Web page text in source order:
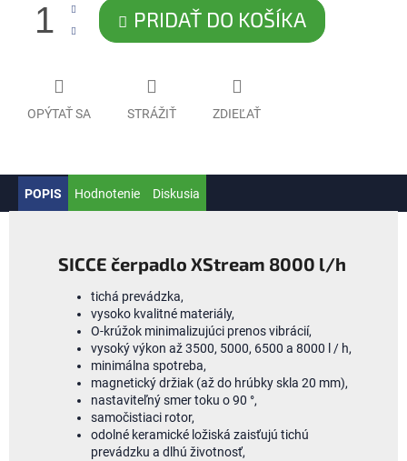
PRIDAŤ DO KOŠÍKA
OPÝTAŤ SA STRÁŽIŤ ZDIEĽAŤ
POPIS Hodnotenie Diskusia
SICCE čerpadlo XStream 8000 l/h
tichá prevádzka,
vysoko kvalitné materiály,
O-krúžok minimalizujúci prenos vibrácií,
vysoký výkon až 3500, 5000, 6500 a 8000 l / h,
minimálna spotreba,
magnetický držiak (až do hrúbky skla 20 mm),
nastaviteľný smer toku o 90 °,
samočistiaci rotor,
odolné keramické ložiská zaisťujú tichú
prevádzku a dlhú životnosť,